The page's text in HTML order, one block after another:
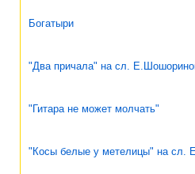
Богатыри
"Два причала" на сл.
"Гитара не может молчать"
"Косы белые у метелицы" на сл.